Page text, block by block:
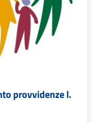
provvidenze l.